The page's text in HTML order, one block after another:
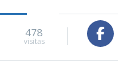
478
visitas